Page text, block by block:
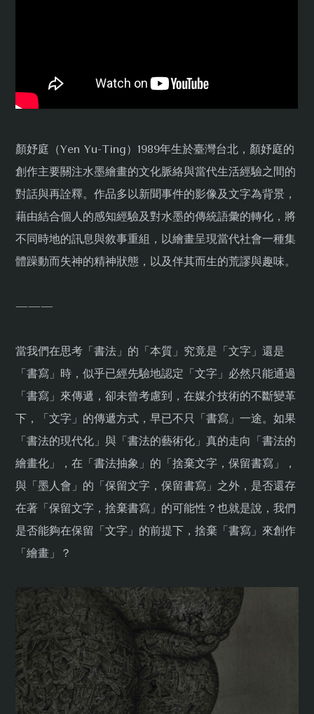
顏妤庭（Yen Yu-Ting）1989年生於臺灣台北，顏妤庭的
創作主要關注水墨繪畫的文化脈絡與當代生活經驗之間的
對話與再詮釋。作品多以新聞事件的影像及文字為背景，
藉由結合個人的感知經驗及對水墨的傳統語彙的轉化，將
不同時地的訊息與敘事重組，以繪畫呈現當代社會一種集
體躁動而失神的精神狀態，以及伴其而生的荒謬與趣味。
———
當我們在思考「書法」的「本質」究竟是「文字」還是
「書寫」時，似乎已經先驗地認定「文字」必然只能通過
「書寫」來傳遞，卻未曾考慮到，在媒介技術的不斷變革
下，「文字」的傳遞方式，早已不只「書寫」一途。如果
「書法的現代化」與「書法的藝術化」真的走向「書法的
繪畫化」，在「書法抽象」的「捨棄文字，保留書寫」，
與「墨人會」的「保留文字，保留書寫」之外，是否還存
在著「保留文字，捨棄書寫」的可能性？也就是說，我們
是否能夠在保留「文字」的前提下，捨棄「書寫」來創作
「繪畫」？